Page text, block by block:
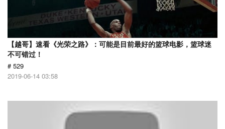
【越哥】速看《光荣之路》：可能是目前最好的篮球电影，篮球迷
不可错过！
# 529
2019-06-14 03:58